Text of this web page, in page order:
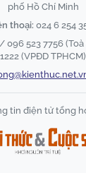
phố Hồ Chí Minh
thoại: 024 6 254
096 523 7756
1222 (VPĐD TPHCM)
tin điện tử tổng